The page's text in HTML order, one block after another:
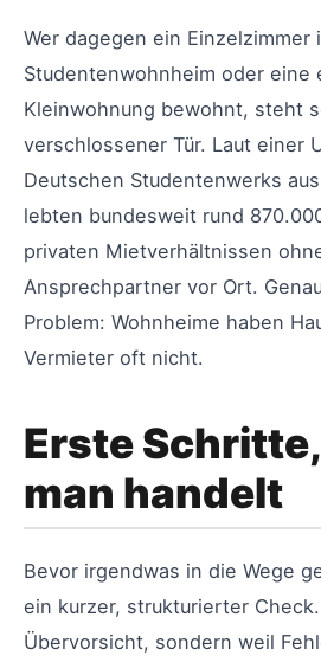
Wer dagegen ein Einzelzimmer
Studentenwohnheim oder eine
Kleinwohnung bewohnt, steht
verschlossener Tür. Laut einer
Deutschen Studentenwerks
lebten bundesweit rund
privaten Mietverhältnissen
Ansprechpartner vor Ort.
Problem: Wohnheime haben
Vermieter oft nicht.
Erste
man handelt
Bevor irgendwas in die Wege
ein kurzer, strukturierter
Übervorsicht, sondern weil